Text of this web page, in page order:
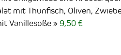
mit Thunfisch, Oliven,
Vanillesoße
9,50 €